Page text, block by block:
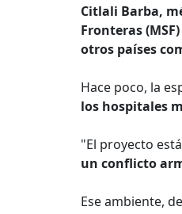
Citlali Barba,
Fronteras
otros países
Hace poco, la
los hospitales
"El proyecto
un conflicto
Ese ambiente,